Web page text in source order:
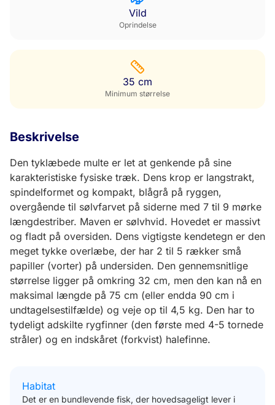
Vild
Oprindelse
35 cm
Minimum størrelse
Beskrivelse
Den tyklæbede multe er let at genkende på sine
karakteristiske fysiske træk. Dens krop er langstrakt,
spindelformet og kompakt, blågrå på ryggen,
overgående til sølvfarvet på siderne med 7 til 9 mørke
længdestriber. Maven er sølvhvid. Hovedet er massivt
og fladt på oversiden. Dens vigtigste kendetegn er den
meget tykke overlæbe, der har 2 til 5 rækker små
papiller (vorter) på undersiden. Den gennemsnitlige
størrelse ligger på omkring 32 cm, men den kan nå en
maksimal længde på 75 cm (eller endda 90 cm i
undtagelsestilfælde) og veje op til 4,5 kg. Den har to
tydeligt adskilte rygfinner (den første med 4-5 tornede
stråler) og en indskåret (forkvist) halefinne.
Habitat
Det er en bundlevende fisk, der hovedsageligt lever i